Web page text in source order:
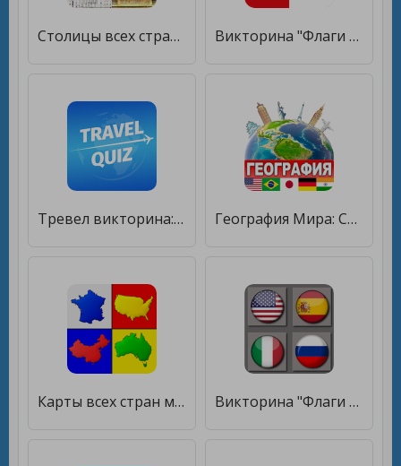
Столицы всех стран мира - Тест про города и страны [Много монет] Викторина "Флаги стран" 2 [Много денег]
Тревел викторина: Страны флаги [Мод меню] География Мира: Страны и Флаги [Бесплатные покупки]
Карты всех стран мира - Тест по географии Земли [Много монет] Викторина "Флаги стран" [Много денег]